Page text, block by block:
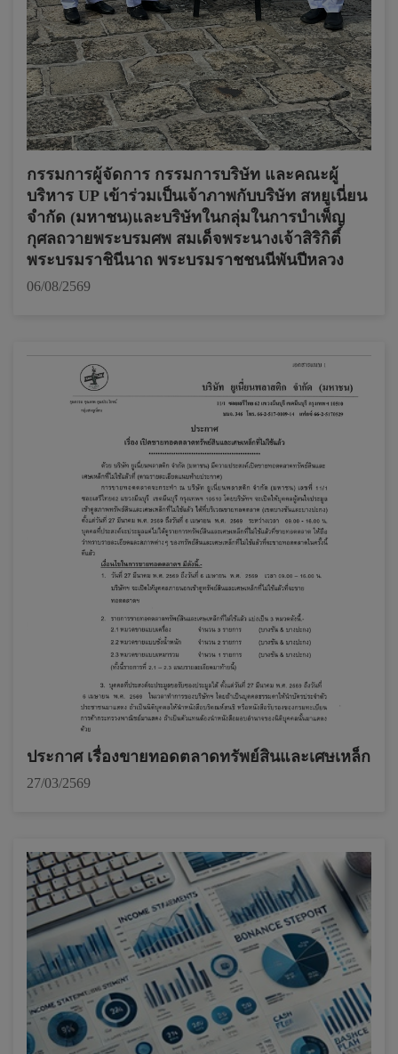
กรรมการผู้จัดการ กรรมการบริษัท และคณะผู้
บริหาร UP เข้าร่วมเป็นเจ้าภาพกับบริษัท สหยูเนี่ยน
จำกัด (มหาชน)และบริษัทในกลุ่มในการบำเพ็ญ
กุศลถวายพระบรมศพ สมเด็จพระนางเจ้าสิริกิติ์
พระบรมราชินีนาถ พระบรมราชชนนีพันปีหลวง
06/08/2569
ประกาศ เรื่องขายทอดตลาดทรัพย์สินและเศษเหล็ก
27/03/2569